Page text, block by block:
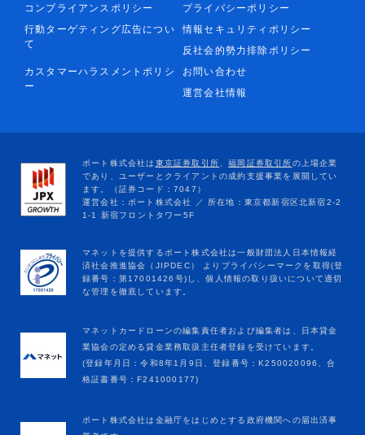
コンプライアンスポリシー
プライバシーポリシー
行動ターゲティング広告につい
て
情報セキュリティポリシー
反社会的勢力排除ポリシー
カスタマーハラスメントポリシ
ー
お問い合わせ
運営会社情報
マネットカードローンの編集責任者および編集者は、日本貸金
業協会の定める貸金業務取扱主任者登録を受けています。
(登録年月日：令和8年1月9日、登録番号：K250020096、合
格証書番号：F241000177)
ポート株式会社は金融庁をはじめとする政府機関への届出済事